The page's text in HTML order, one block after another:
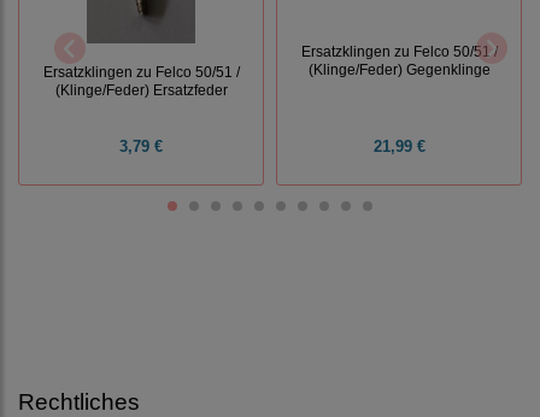
Ersatzklingen zu Felco 50/51 /
(Klinge/Feder) Ersatzfeder
3,79 €
Ersatzklingen zu Felco 50/51 /
(Klinge/Feder) Gegenklinge
21,99 €
Rechtliches